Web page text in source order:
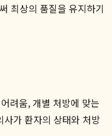
최상의 품질을 유지하기
려움, 개별 처방에 맞는
가 환자의 상태와 처방